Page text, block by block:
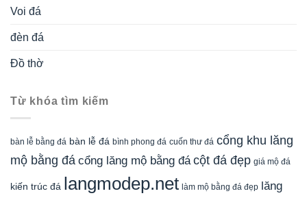
Voi đá
đèn đá
Đồ thờ
Từ khóa tìm kiếm
bàn lễ bằng đá bàn lễ đá bình phong đá cuốn thư đá cổng khu lăng
mộ bằng đá cổng lăng mộ bằng đá cột đá đẹp giá mộ đá
kiến trúc đá langmodep.net làm mộ bằng đá đẹp lăng